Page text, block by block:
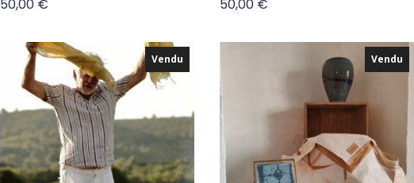
50,00 €
50,00 €
Vendu Vendu